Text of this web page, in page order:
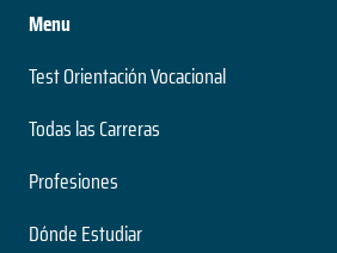
Menu
Test Orientación Vocacional
Todas las Carreras
Profesiones
Dónde Estudiar